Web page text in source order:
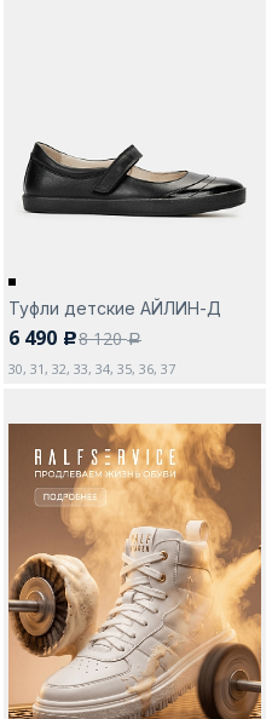
город
Туфли детские АЙЛИН-Д
6 490 c8 120a
30, 31, 32, 33, 34, 35, 36, 37